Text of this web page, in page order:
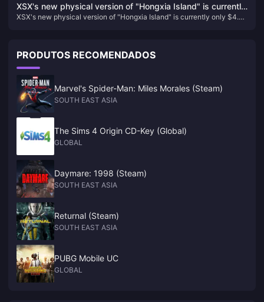
XSX's new physical version of "Hongxia Island" is currently
only $4.37 on GameSpot
XSX's new physical version of "Hongxia Island" is currently only $4.37
PRODUTOS RECOMENDADOS
Marvel's Spider-Man: Miles Morales (Steam)
SOUTH EAST ASIA
The Sims 4 Origin CD-Key (Global)
GLOBAL
Daymare: 1998 (Steam)
SOUTH EAST ASIA
Returnal (Steam)
SOUTH EAST ASIA
PUBG Mobile UC
GLOBAL